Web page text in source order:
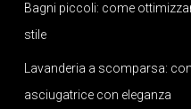
Bagni piccoli: come
stile
Lavanderia a scomparsa:
asciugatrice con eleganza